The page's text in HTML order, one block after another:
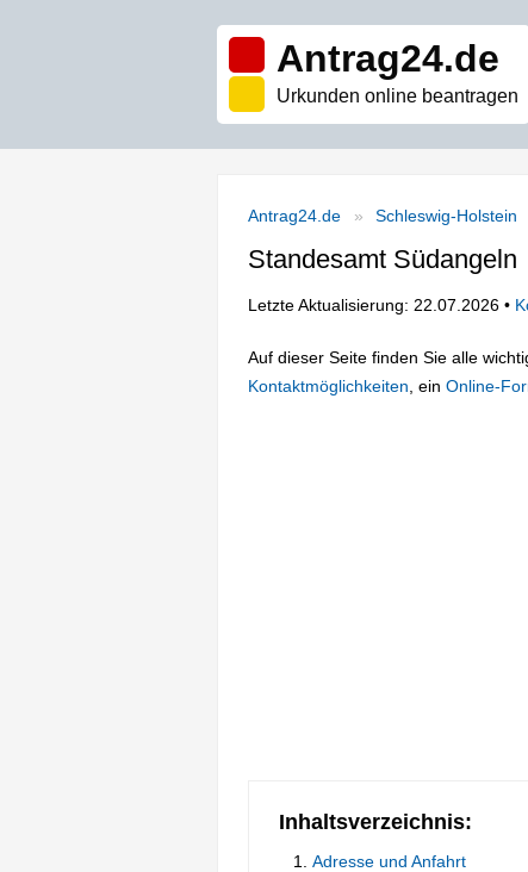
Antrag24.de
Urkunden online beantragen
Antrag24.de Schleswig-Holstein
Standesamt Südangeln
Letzte Aktualisierung: 22.07.2026 •
Auf dieser Seite finden Sie alle
Kontaktmöglichkeiten , ein Online-
Inhaltsverzeichnis:
Adresse und Anfahrt